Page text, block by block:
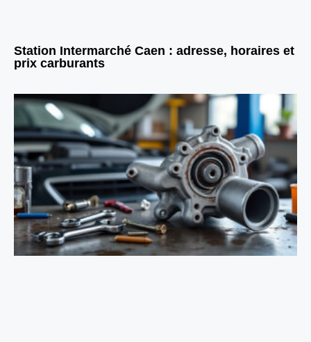
Station Intermarché Caen : adresse, horaires et
prix carburants